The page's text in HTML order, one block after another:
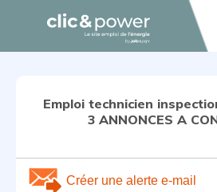
Emploi technicien
3 ANNONCES A
Créer une alerte e-mail